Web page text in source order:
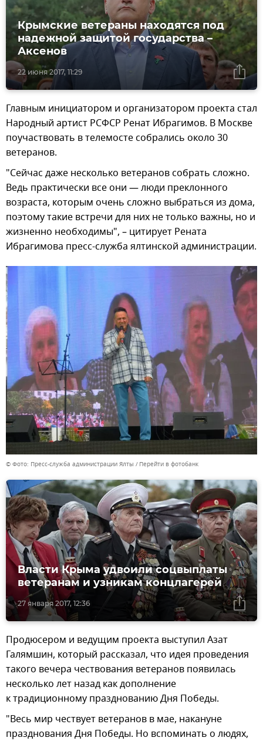
22 июня 2017, 11:29
Крымские ветераны находятся под
надежной защитой государства –
Аксенов
Главным инициатором и организатором проекта стал
Народный артист РСФСР Ренат Ибрагимов. В Москве
поучаствовать в телемосте собрались около 30
ветеранов.
"Сейчас даже несколько ветеранов собрать сложно.
Ведь практически все они — люди преклонного
возраста, которым очень сложно выбраться из дома,
поэтому такие встречи для них не только важны, но и
жизненно необходимы", – цитирует Рената
Ибрагимова пресс-служба ялтинской администрации.
© Фото: Пресс-служба администрации Ялты Перейти в фотобанк
27 января 2017, 12:36
Власти Крыма удвоили соцвыплаты
ветеранам и узникам концлагерей
Продюсером и ведущим проекта выступил Азат
Галямшин, который рассказал, что идея проведения
такого вечера чествования ветеранов появилась
несколько лет назад как дополнение
к традиционному празднованию Дня Победы.
"Весь мир чествует ветеранов в мае, накануне
празднования Дня Победы. Но вспоминать о людях,